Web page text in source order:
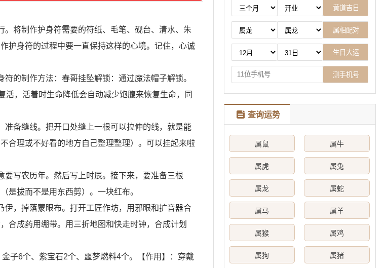
将制作护身符需要的符纸、毛笔、砚台、清水、朱
护身符的过程中要一直保持这样的心境。记住，心诚
的制作方法：春哥挂坠解锁：通过魔法帽子解锁。
，活着时生命降低会自动减少饱腹来恢复生命，同
备缝线。把开口处缝上一根可以拉伸的线，就是能
合理或不好看的地方自己整理整理）。可以挂起来啦
写农历年。然后写上时辰。接下来，要准备三根
是拔而不是用东西剪）。一块红布。
，掉落蒙眼布。打开工匠作坊，用邪眼和扩音器合
合成药用绷带。用三折地图和快走时钟，合成计划
子6个、紫宝石2个、噩梦燃料4个。【作用】：穿戴
查询运势
属鼠 属牛
属虎 属兔
属龙 属蛇
属马 属羊
属猴 属鸡
属狗 属猪